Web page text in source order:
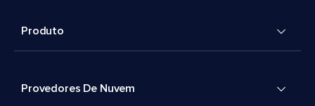
Produto
Provedores De Nuvem